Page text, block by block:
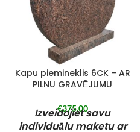
Kapu piemineklis 6CK – AR
PILNU GRAVĒJUMU
€375,00
Izveidojiet savu
individuālu maketu ar